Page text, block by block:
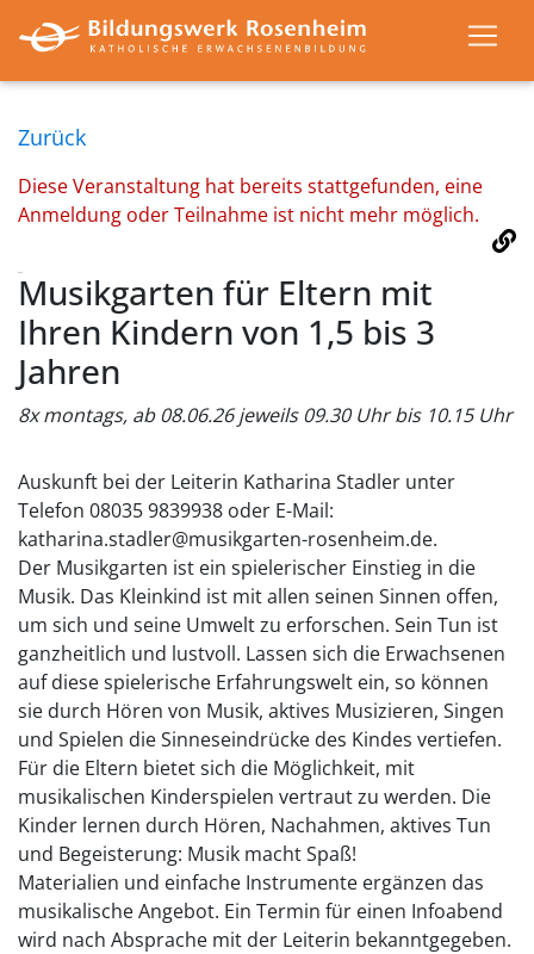
Zurück
Diese Veranstaltung hat bereits stattgefunden, eine
Anmeldung oder Teilnahme ist nicht mehr möglich.
Musikgarten für Eltern mit
Ihren Kindern von 1,5 bis 3
Jahren
8x montags, ab 08.06.26 jeweils 09.30 Uhr bis 10.15 Uhr
Auskunft bei der Leiterin Katharina Stadler unter
Telefon 08035 9839938 oder E-Mail:
katharina.stadler@musikgarten-rosenheim.de.
Der Musikgarten ist ein spielerischer Einstieg in die
Musik. Das Kleinkind ist mit allen seinen Sinnen offen,
um sich und seine Umwelt zu erforschen. Sein Tun ist
ganzheitlich und lustvoll. Lassen sich die Erwachsenen
auf diese spielerische Erfahrungswelt ein, so können
sie durch Hören von Musik, aktives Musizieren, Singen
und Spielen die Sinneseindrücke des Kindes vertiefen.
Für die Eltern bietet sich die Möglichkeit, mit
musikalischen Kinderspielen vertraut zu werden. Die
Kinder lernen durch Hören, Nachahmen, aktives Tun
und Begeisterung: Musik macht Spaß!
Materialien und einfache Instrumente ergänzen das
musikalische Angebot. Ein Termin für einen Infoabend
wird nach Absprache mit der Leiterin bekanntgegeben.